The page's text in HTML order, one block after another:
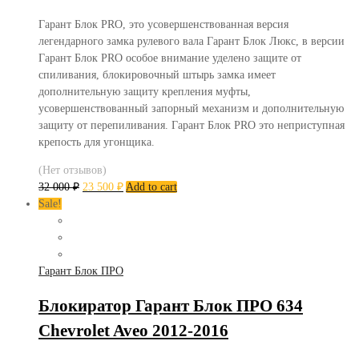
Гарант Блок PRO, это усовершенствованная версия
легендарного замка рулевого вала Гарант Блок Люкс, в версии
Гарант Блок PRO особое внимание уделено защите от
спиливания, блокировочный штырь замка имеет
дополнительную защиту крепления муфты,
усовершенствованный запорный механизм и дополнительную
защиту от перепиливания. Гарант Блок PRO это неприступная
крепость для угонщика.
(Нет отзывов)
32 000₽ 23 500 ₽ Add to cart
Sale!
Гарант Блок ПРО
Блокиратор Гарант Блок ПРО 634
Chevrolet Aveo 2012-2016